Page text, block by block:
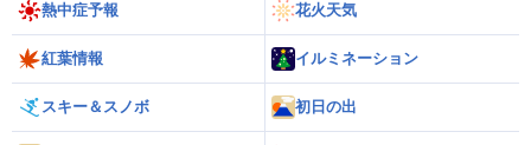
熱中症予報 花火天気
紅葉情報 イルミネーション
スキー＆スノボ 初日の出